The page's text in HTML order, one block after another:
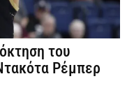
του
Ρέμπερ